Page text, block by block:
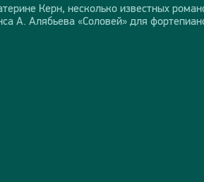
Керн, несколько известных
А. Алябьева «Соловей» для